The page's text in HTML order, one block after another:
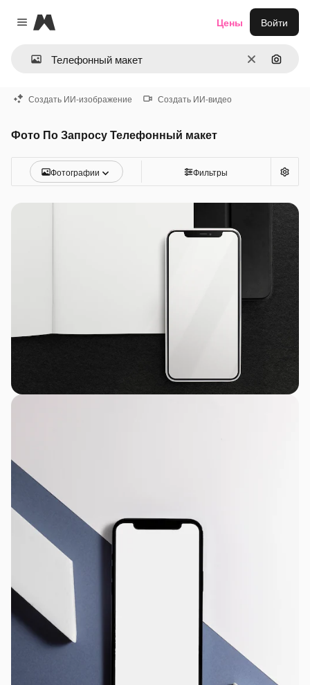
Close menu
Magnific
ОчиститьПоиск
Цены Войти
Создать ИИ-изображение Создать ИИ-видео
Фото По Запросу Телефонный макет
Фотографии Фильтры